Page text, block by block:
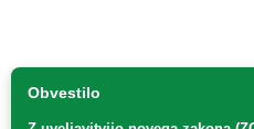
Obvestilo